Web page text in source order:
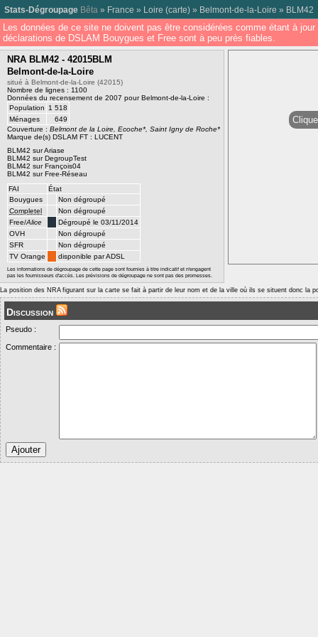
Stats-Dégroupage Bêta » France » Loire (carte) » Belmont-de-la-Loire » BLM42
Les données de ce site ne doivent pas être considérées comme étant à
déclarations de DSLAM Bouygues et Free sont à peu près fiables.
NRA BLM42 - 42015BLM
Belmont-de-la-Loire
situé à Belmont-de-la-Loire (42015)
Nombre de lignes : 1100
Données du recensement de 2007 pour Belmont-de-la-Loire :
Population
1 518
Ménages
649
Couverture : Belmont de la Loire, Ecoche*, Saint Igny de Roche*
Marque de(s) DSLAM FT : LUCENT
BLM42 sur Ariase
BLM42 sur DegroupTest
BLM42 sur François04
BLM42 sur Free-Réseau
FAI
État
Bouygues
Non dégroupé
Completel
Non dégroupé
Free/Alice
Dégroupé le 03/11/2014
OVH
Non dégroupé
SFR
Non dégroupé
TV Orange
disponible par ADSL
Les informations de dégroupage de cette page sont fournies à titre indicatif et n'engagent
pas les fournisseurs d'accès. Les prévisions de dégroupage ne sont pas des promesses.
La position des NRA figurant sur la carte se fait à partir de leur nom et de la ville où ils se situent donc la
Discussion
Pseudo :
Commentaire :